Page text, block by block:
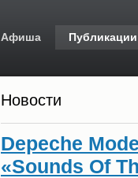
Афиша Публикации
Новости
Depeche
«Sounds Of